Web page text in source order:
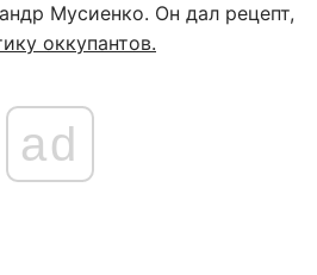
Мусиенко. Он дал рецепт,
оккупантов.
ad